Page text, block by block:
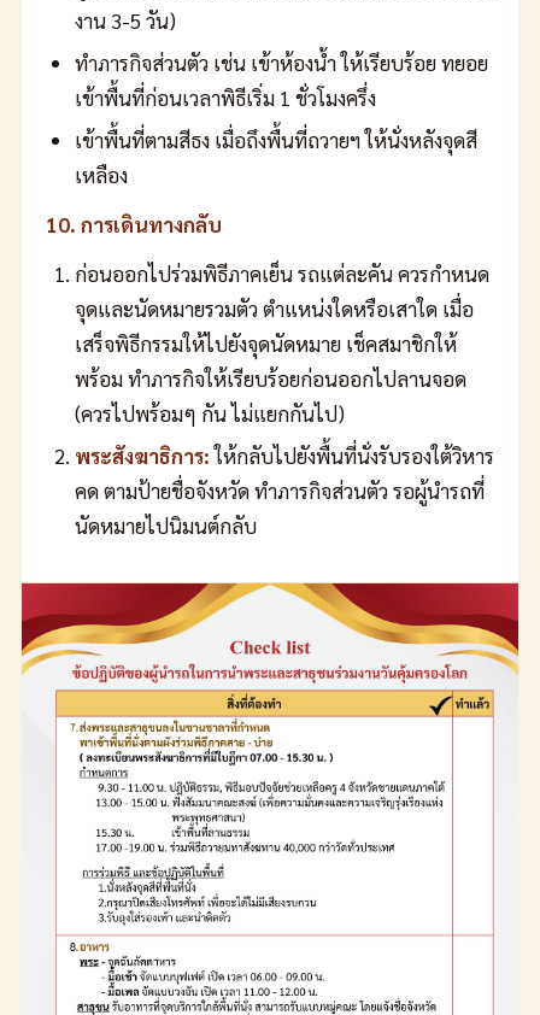
งาน 3-5 วัน)
ทำภารกิจส่วนตัว เช่น เข้าห้องน้ำ ให้เรียบร้อย ทยอย
เข้าพื้นที่ก่อนเวลาพิธีเริ่ม 1 ชั่วโมงครึ่ง
เข้าพื้นที่ตามสีธง เมื่อถึงพื้นที่ถวายฯ ให้นั่งหลังจุดสี
เหลือง
10. การเดินทางกลับ
ก่อนออกไปร่วมพิธีภาคเย็น รถแต่ละคัน ควรกำหนด
จุดและนัดหมายรวมตัว ตำแหน่งใดหรือเสาใด เมื่อ
เสร็จพิธีกรรมให้ไปยังจุดนัดหมาย เช็คสมาชิกให้
พร้อม ทำภารกิจให้เรียบร้อยก่อนออกไปลานจอด
(ควรไปพร้อมๆ กัน ไม่แยกกันไป)
พระสังฆาธิการ:ให้กลับไปยังพื้นที่นั่งรับรองใต้วิหาร
คด ตามป้ายชื่อจังหวัด ทำภารกิจส่วนตัว รอผู้นำรถที่
นัดหมายไปนิมนต์กลับ